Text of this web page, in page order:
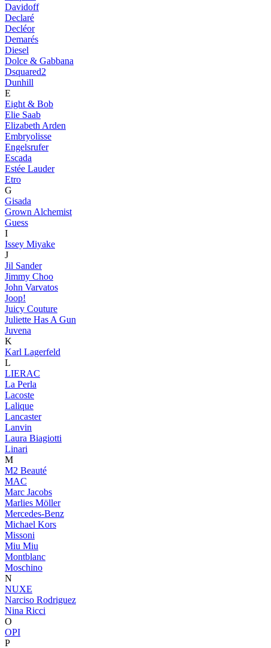
Davidoff
Declaré
Decléor
Demarés
Diesel
Dolce & Gabbana
Dsquared2
Dunhill
E
Eight & Bob
Elie Saab
Elizabeth Arden
Embryolisse
Engelsrufer
Escada
Estée Lauder
Etro
G
Gisada
Grown Alchemist
Guess
I
Issey Miyake
J
Jil Sander
Jimmy Choo
John Varvatos
Joop!
Juicy Couture
Juliette Has A Gun
Juvena
K
Karl Lagerfeld
L
LIERAC
La Perla
Lacoste
Lalique
Lancaster
Lanvin
Laura Biagiotti
Linari
M
M2 Beauté
MAC
Marc Jacobs
Marlies Möller
Mercedes-Benz
Michael Kors
Missoni
Miu Miu
Montblanc
Moschino
N
NUXE
Narciso Rodriguez
Nina Ricci
O
OPI
P